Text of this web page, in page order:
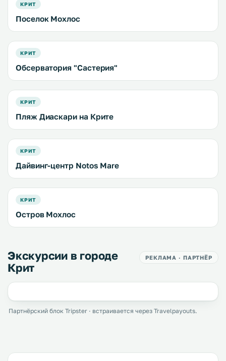
КРИТ
Поселок Мохлос
КРИТ
Обсерватория "Састерия"
КРИТ
Пляж Диаскари на Крите
КРИТ
Дайвинг-центр Notos Mare
КРИТ
Остров Мохлос
Экскурсии в городе
Крит
РЕКЛАМА · ПАРТНЁР
Партнёрский блок Tripster · встраивается через Travelpayouts.